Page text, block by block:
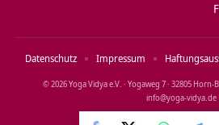
© 2026 Yoga Vidya e.V. · Yogaweg 7 · 32805
info@yoga‑vidya.de
Datenschutz Impressum